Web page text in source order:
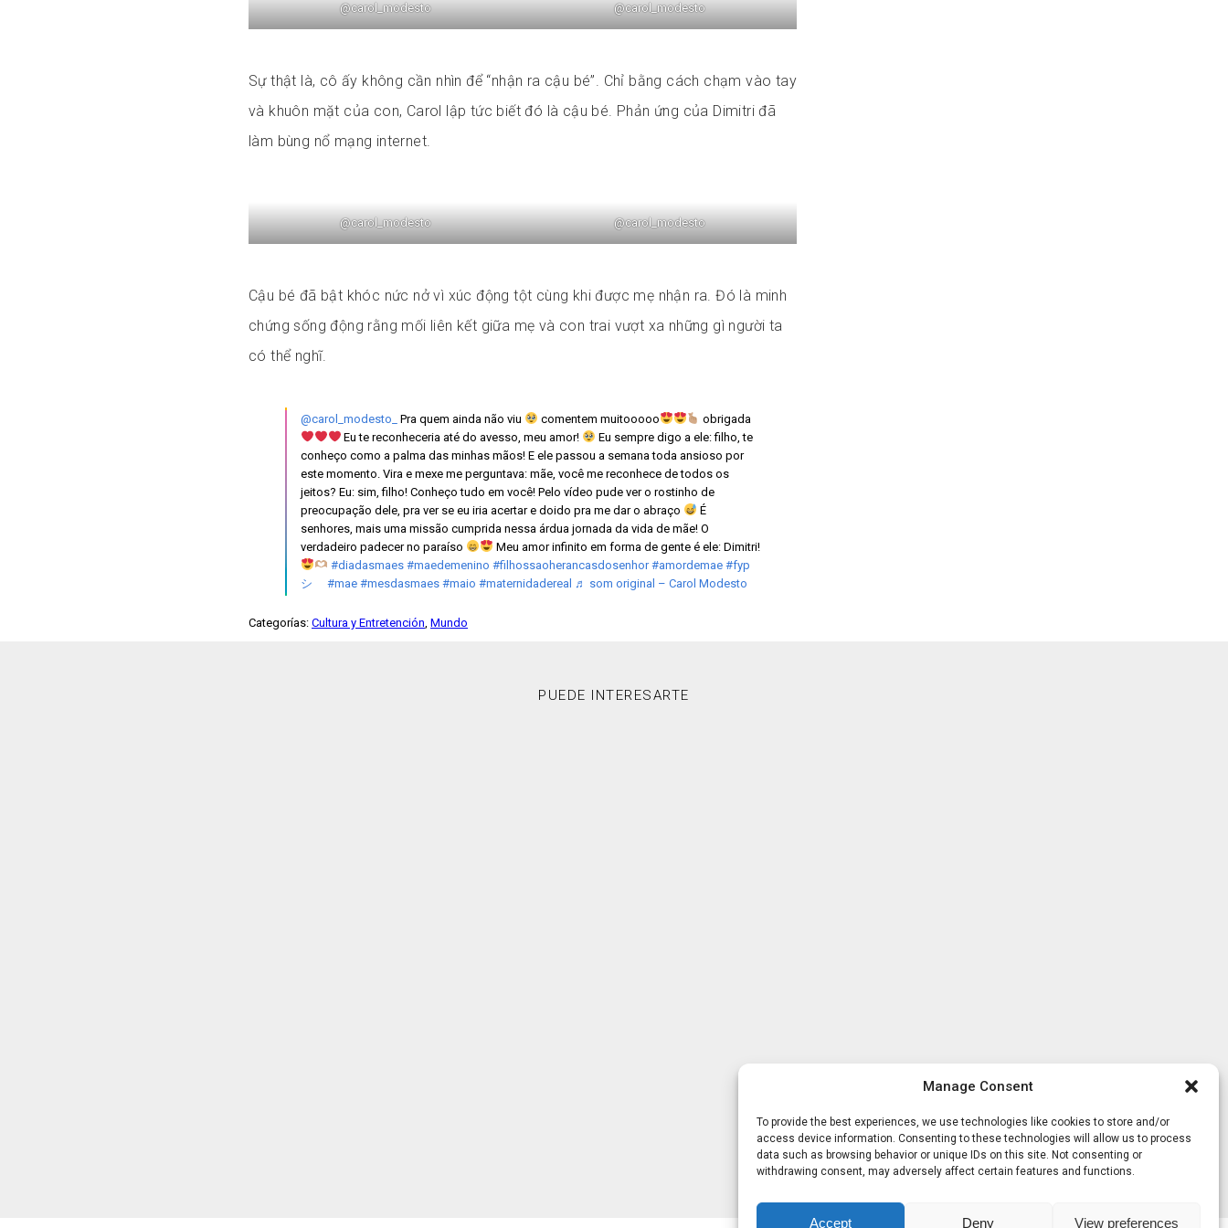
Manage Consent
To provide the best experiences, we use technologies like cookies to store and/or
access device information. Consenting to these technologies will allow us to process
data such as browsing behavior or unique IDs on this site. Not consenting or
withdrawing consent, may adversely affect certain features and functions.
Accept Deny View preferences
@carol_modesto @carol_modesto
Sự thật là, cô ấy không cần nhìn để “nhận ra cậu bé”. Chỉ bằng cách chạm vào tay
và khuôn mặt của con, Carol lập tức biết đó là cậu bé. Phản ứng của Dimitri đã
làm bùng nổ mạng internet.
@carol_modesto @carol_modesto
Cậu bé đã bật khóc nức nở vì xúc động tột cùng khi được mẹ nhận ra. Đó là minh
chứng sống động rằng mối liên kết giữa mẹ và con trai vượt xa những gì người ta
có thể nghĩ.
@carol_modesto_ Pra quem ainda não viu comentem muitooooo
obrigada
Eu te reconheceria até do avesso, meu amor!
Eu sempre digo a ele: filho, te
conheço como a palma das minhas mãos! E ele passou a semana toda ansioso por
este momento. Vira e mexe me perguntava: mãe, você me reconhece de todos os
jeitos? Eu: sim, filho! Conheço tudo em você! Pelo vídeo pude ver o rostinho de
preocupação dele, pra ver se eu iria acertar e doido pra me dar o abraço
É
senhores, mais uma missão cumprida nessa árdua jornada da vida de mãe! O
verdadeiro padecer no paraíso
Meu amor infinito em forma de gente é ele: Dimitri!
#diadasmaes #maedemenino #filhossaoherancasdosenhor #amordemae #fyp
シ゚
#mae #mesdasmaes #maio #maternidadereal ♬ som original – Carol Modesto
Categorías: Cultura y Entretención Mundo
PUEDE INTERESARTE